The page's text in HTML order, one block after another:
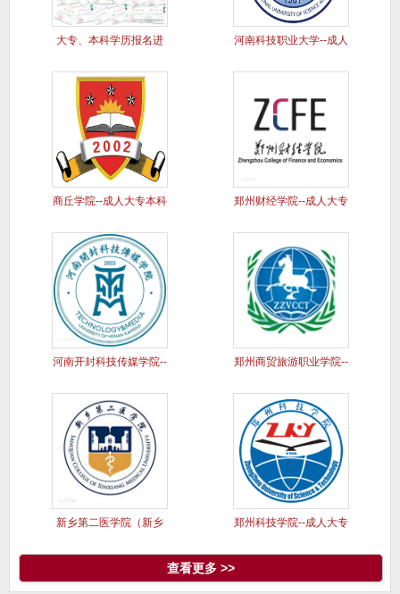
大专、本科学历报名进 河南科技职业大学--成人
商丘学院--成人大专本科 郑州财经学院--成人大专
河南开封科技传媒学院-- 郑州商贸旅游职业学院--
新乡第二医学院（新乡 郑州科技学院--成人大专
查看更多 >>